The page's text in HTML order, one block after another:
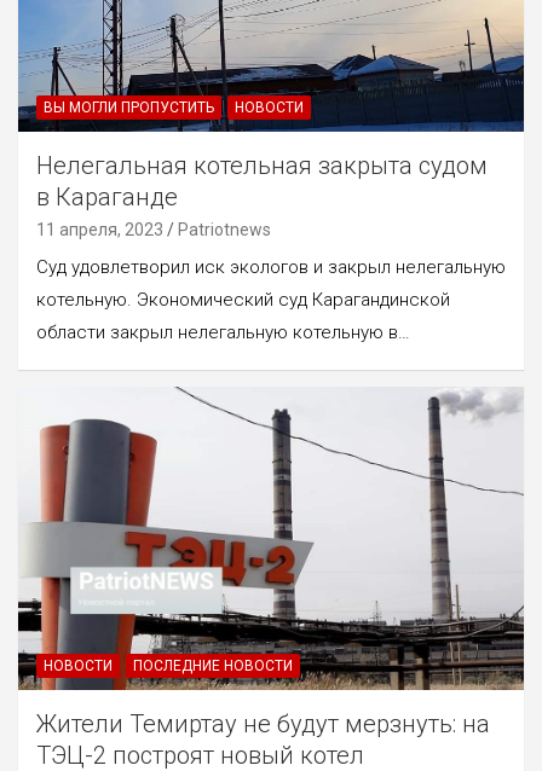
ВЫ МОГЛИ ПРОПУСТИТЬ НОВОСТИ
Нелегальная котельная закрыта судом
в Караганде
11 апреля, 2023 Patriotnews
Суд удовлетворил иск экологов и закрыл нелегальную
котельную. Экономический суд Карагандинской
области закрыл нелегальную котельную в…
НОВОСТИ ПОСЛЕДНИЕ НОВОСТИ
Жители Темиртау не будут мерзнуть: на
ТЭЦ-2 построят новый котел